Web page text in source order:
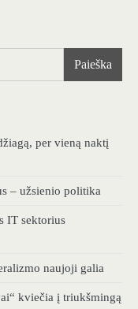
Paieška
per vieną naktį
– užsienio politika
IT sektorius
naujoji galia
kviečia į triukšmingą